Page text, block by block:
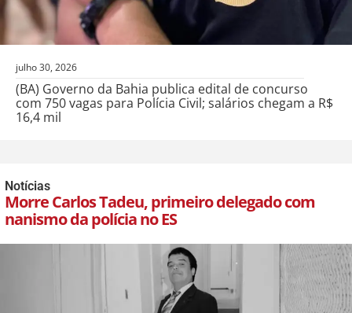
julho 30, 2026
(BA) Governo da Bahia publica edital de concurso
com 750 vagas para Polícia Civil; salários chegam a R$
16,4 mil
Notícias
Morre Carlos Tadeu, primeiro delegado com
nanismo da polícia no ES